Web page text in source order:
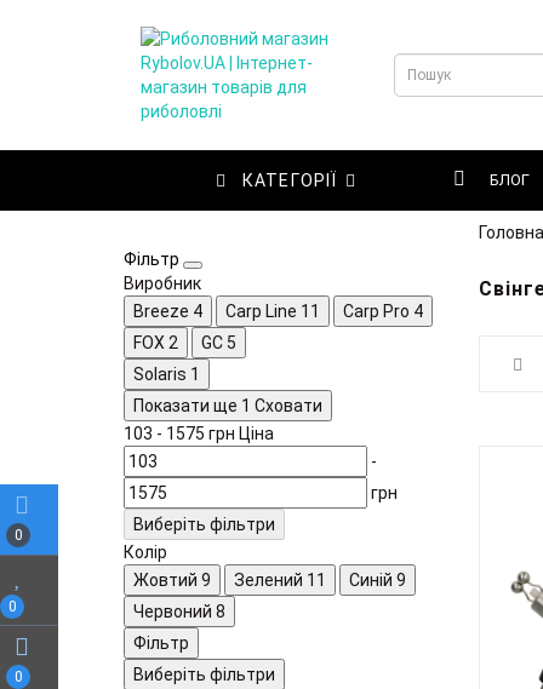
0
0
0
КАТЕГОРІЇ БЛОГ
Фільтр
Виробник
Breeze 4 Carp Line 11 Carp Pro 4
FOX 2 GC 5
Solaris 1
Показати ще 1 Сховати
103 - 1575 грн Ціна
-
грн
Виберіть фільтри
Колір
Жовтий 9 Зелений 11 Синій 9
Червоний 8
Фільтр
Виберіть фільтри
Головна